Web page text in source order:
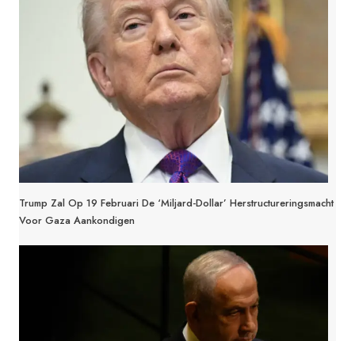
Trump Zal Op 19 Februari De ‘miljard-Dollar’ Herstructureringsmacht
Voor Gaza Aankondigen